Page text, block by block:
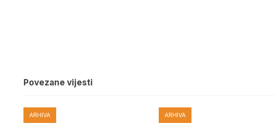
Povezane vijesti
ARHIVA ARHIVA